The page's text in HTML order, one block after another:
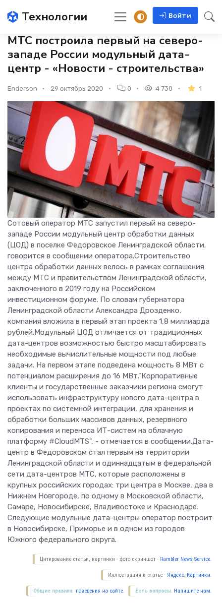
Технологии Войти
МТС построила первый на северо-
западе России модульный дата-
центр - «Новости - строительства»
Enderson 29 октябрь 2020 0 4 730 1
Сотовый оператор МТС запустил первый на северо-
западе России модульный центр обработки данных
(ЦОД) в поселке Федоровское Ленинградской области,
говорится в сообщении оператора.Строительство
центра обработки данных велось в рамках соглашения
между МТС и правительством Ленинградской области,
заключенного в 2019 году на Российском
инвестиционном форуме. По словам губернатора
Ленинградской области Александра Дрозденко,
компания вложила в первый этап проекта 1,8 миллиарда
рублей.Модульный ЦОД отличается от традиционных
дата-центров возможностью быстро масштабировать
необходимые вычислительные мощности под любые
задачи. На первом этапе подведена мощность 8 МВт с
потенциалом расширения до 16 МВт."Корпоративные
клиенты и государственные заказчики региона смогут
использовать инфраструктуру нового дата-центра в
проектах по системной интеграции, для хранения и
обработки больших массивов данных, резервного
копирования и переноса ИТ-систем на облачную
платформу #CloudМТS", - отмечается в сообщении.Дата-
центр в Федоровском стал первым на территории
Ленинградской области и одиннадцатым в федеральной
сети дата-центров МТС, которые расположены в
крупных российских городах: три центра в Москве, два в
Нижнем Новгороде, по одному в Московской области,
Самаре, Новосибирске, Владивостоке и Краснодаре.
Следующие модульные дата-центры оператор построит
в Новосибирске, Приморье и в одном из городов
Южного федерального округа.
Цитирование статьи, картинки - фото скриншот - Rambler News Service.
Иллюстрация к статье - Яндекс. Картинки.
Есть вопросы. Напишите нам.
Общие правила поведения на сайте.